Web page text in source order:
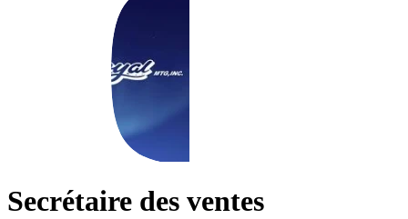
Secrétaire des ventes